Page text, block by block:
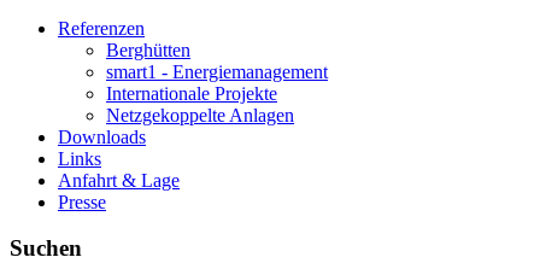
Referenzen
Berghütten
smart1 - Energiemanagement
Internationale Projekte
Netzgekoppelte Anlagen
Downloads
Links
Anfahrt & Lage
Presse
Suchen